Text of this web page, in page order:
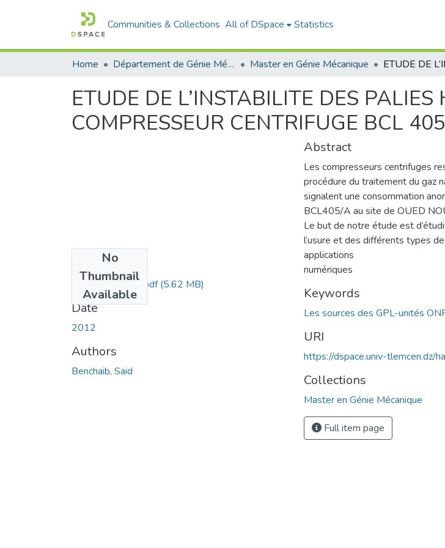
Communities & Collections All of DSpace Statistics
Home Département de Génie Mécanique Master en Génie Mécanique
ETUDE DE L’INSTABILITE DES
COMPRESSEUR CENTRIFUGE BCL
No
Thumbnail
Available
Ms.GM.Benchaib.pdf(5.62 MB)
Date
2012
Authors
Benchaib, Said
Abstract
Les compresseurs centrifuges
procédure du traitement du gaz
signalent une consommation
BCL405/A au site de OUED
Le but de notre étude est
l’usure et des différents types
applications
numériques
Keywords
Les sources des GPL-unités
URI
https://dspace.univ-tlemcen.dz/
Collections
Master en Génie Mécanique
Full item page